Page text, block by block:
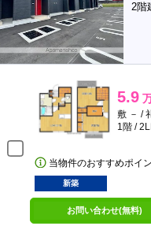
2階
5.9
敷 － /
1階 /
当物件のおすすめポイ
新築
お問い合わせ(無料)